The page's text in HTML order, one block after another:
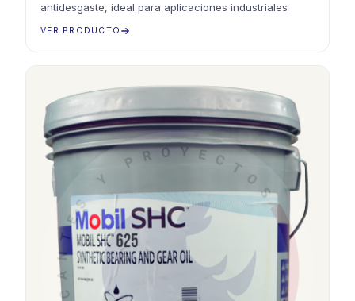
antidesgaste, ideal para aplicaciones industriales
VER PRODUCTO